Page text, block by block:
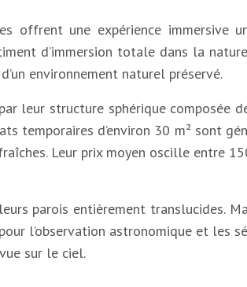
offrent une expérience immersive
d’immersion totale dans la
environnement naturel préservé.
leur structure sphérique composée
temporaires d’environ 30 m² sont
Leur prix moyen oscille entre
parois entièrement translucides.
l’observation astronomique et les
sur le ciel.